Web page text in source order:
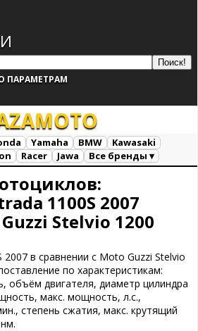
ПАРАМЕТРАМ
MOTO
Yamaha BMW
Kawasaki
Racer Jawa
Все бренды ▾
1100S 2007
Stelvio 1200
в сравнении с Moto Guzzi Stelvio
по характеристикам:
объём двигателя, диаметр цилиндра
макс. мощность, л.с.,
степень сжатия, макс. крутящий